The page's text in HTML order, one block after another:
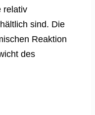
relativ
sind. Die
Reaktion
des